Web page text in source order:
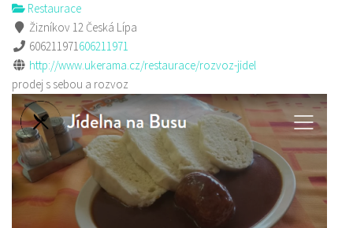
Restaurace
Žizníkov 12 Česká Lípa
606211971606211971
http://www.ukerama.cz/restaurace/rozvoz-jidel
prodej s sebou a rozvoz